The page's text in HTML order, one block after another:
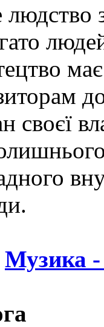
має
своєї
Музика -